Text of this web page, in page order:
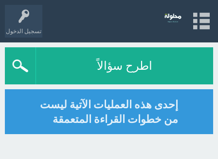
تسجيل الدخول
اطرح سؤالاً
إحدى هذه العمليات الآتية ليست
من خطوات القراءة المتعمقة